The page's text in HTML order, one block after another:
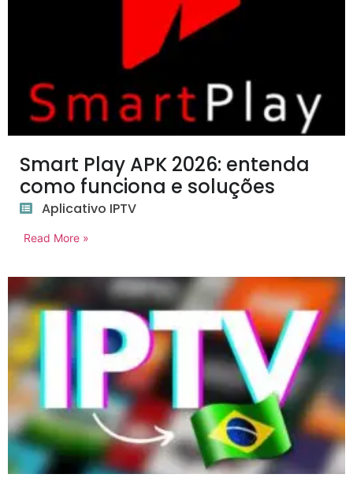
Smart Play APK 2026: entenda
como funciona e soluções
Aplicativo IPTV
Read More »